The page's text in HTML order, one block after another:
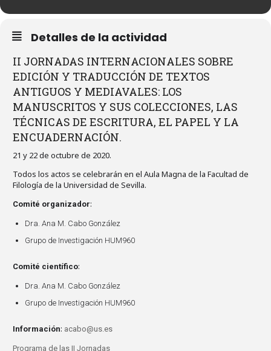
Detalles de la actividad
II JORNADAS INTERNACIONALES SOBRE
EDICIÓN Y TRADUCCIÓN DE TEXTOS
ANTIGUOS Y MEDIAVALES: LOS
MANUSCRITOS Y SUS COLECCIONES, LAS
TÉCNICAS DE ESCRITURA, EL PAPEL Y LA
ENCUADERNACIÓN.
21 y 22 de octubre de 2020.
Todos los actos se celebrarán en el Aula Magna de la Facultad de
Filología de la Universidad de Sevilla.
Comité organizador:
Dra. Ana M. Cabo González
Grupo de Investigación HUM960
Comité científico:
Dra. Ana M. Cabo González
Grupo de Investigación HUM960
Información: acabo@us.es
Programa de las II Jornadas